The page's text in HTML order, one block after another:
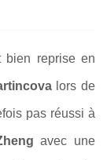
bien reprise en
lors de
pas réussi à
avec une